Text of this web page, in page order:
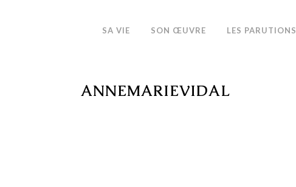
SA VIE SON ŒUVRE LES PARUTIONS
ANNEMARIEVIDAL